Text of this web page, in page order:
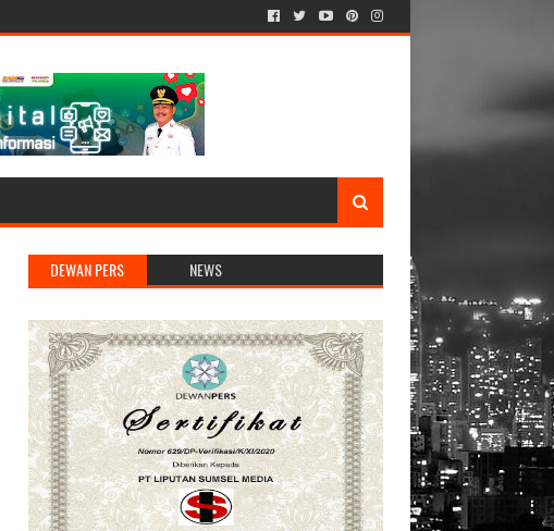
DEWAN PERS NEWS